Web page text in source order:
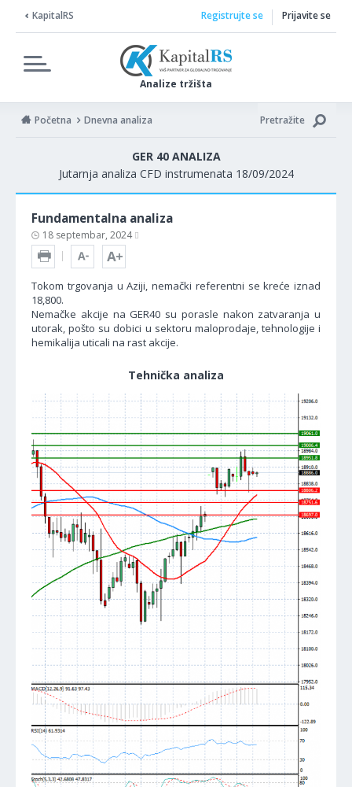
KapitalRS
Analize tržišta
Registrujte se Prijavite se
Početna Dnevna analiza Pretražite
GER 40 ANALIZA
Jutarnja analiza CFD instrumenata 18/09/2024
Fundamentalna analiza
18 septembar, 2024
Tokom trgovanja u Aziji, nemački referentni se kreće iznad
18,800.
Nemačke akcije na GER40 su porasle nakon zatvaranja u
utorak, pošto su dobici u sektoru maloprodaje, tehnologije i
hemikalija uticali na rast akcije.
Tehnička analiza